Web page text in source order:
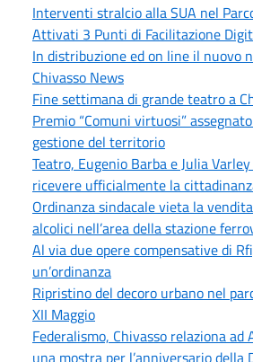
Interventi stralcio alla SUA nel
Attivati 3 Punti di Facilitazione
In distribuzione ed on line il nuovo
Chivasso News
Fine settimana di grande teatro a
Premio “Comuni virtuosi”
gestione del territorio
Teatro, Eugenio Barba e Julia
ricevere ufficialmente la
Ordinanza sindacale vieta la
alcolici nell’area della stazione
Al via due opere compensative di
un’ordinanza
Ripristino del decoro urbano nel
XII Maggio
Federalismo, Chivasso relaziona ad
una mostra per l’anniversario della